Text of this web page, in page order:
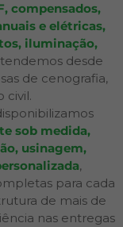
compensados,
e elétricas,
iluminação,
desde
de cenografia,
civil.
sob medida,
usinagem,
,
para cada
de mais de
nas entregas